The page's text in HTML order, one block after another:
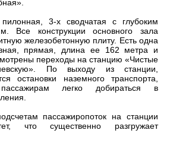
3-х сводчатая с глубоким
Все конструкции основного зала
железобетонную плиту. Есть одна
прямая, длина ее 162 метра и
переходы на станцию «Чистые
По выходу из станции,
остановки наземного транспорта,
легко добираться в
пассажиропоток на станции
что существенно разгружает